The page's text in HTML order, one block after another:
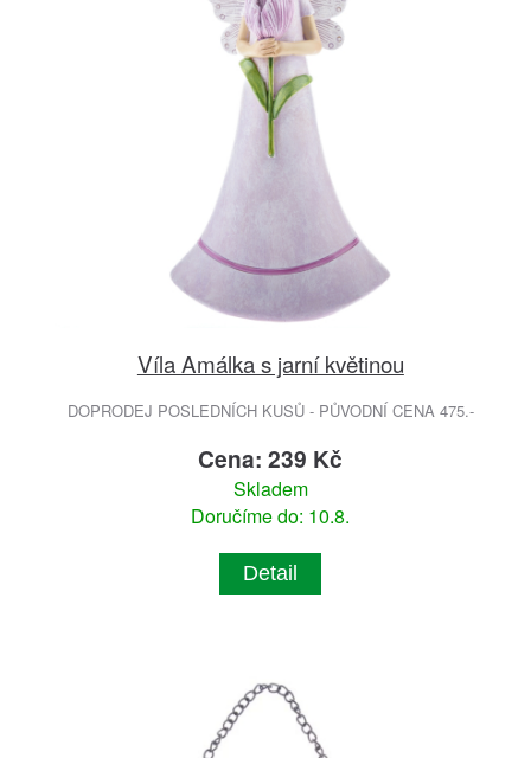
Víla Amálka s jarní květinou
DOPRODEJ POSLEDNÍCH KUSŮ - PŮVODNÍ CENA 475.-
Cena: 239 Kč
Skladem
Doručíme do: 10.8.
Detail